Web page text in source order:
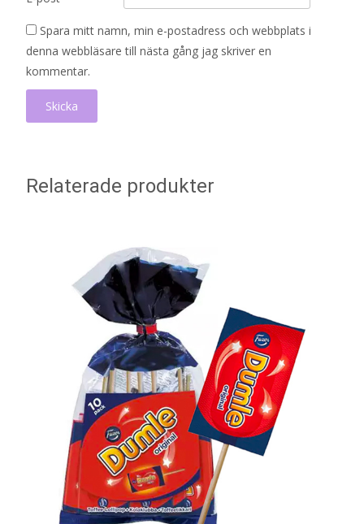
Spara mitt namn, min e-postadress och webbplats i
denna webbläsare till nästa gång jag skriver en
kommentar.
Relaterade produkter